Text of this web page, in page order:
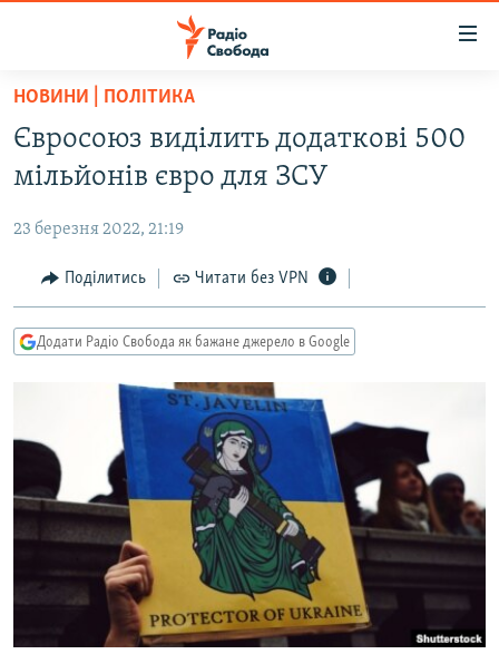
Перейти
основного
матеріалу
до
навігації
Перейти
до
ВСЕ ЗА ДОБУ
ПОЛІТИКА
ЕКОНОМІКА
КУЛЬТУРА
УКРАЇНА
СВІТ
ВІЙНА
РОСІЙСЬКА «ФІЛЬТРАЦІЯ»
КРИМ.РЕАЛІЇ
СХЕМИ
КИТАЙ.ВИКЛИКИ
МУЛЬТИМЕДІА
СПЕЦПРОЄКТИ
ПОДКАСТИ
НОВИНИ | ПОЛІТИКА
Євросоюз виділить додаткові 500
мільйонів євро для ЗСУ
23 березня 2022, 21:19
Поділитись Читати без VPN
Додати Радіо Свобода як бажане джерело в Google